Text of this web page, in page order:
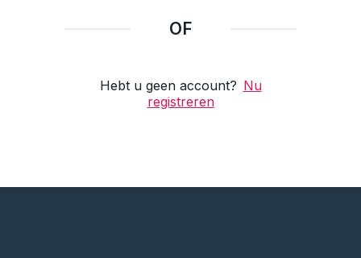
OF
Hebt u geen account? Nu
registreren